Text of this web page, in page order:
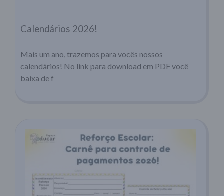
Calendários 2026!
Mais um ano, trazemos para vocês nossos
calendários! No link para download em PDF você
baixa de f